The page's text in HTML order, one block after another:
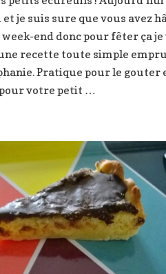
je suis sure que vous avez
week-end donc pour fêter ça je
recette toute simple
Pratique pour le gouter
votre petit …